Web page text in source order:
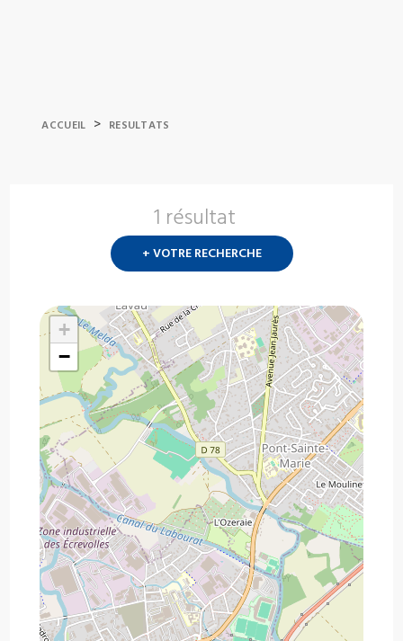
ACCUEIL > RESULTATS
1 résultat
+ VOTRE RECHERCHE
+
−